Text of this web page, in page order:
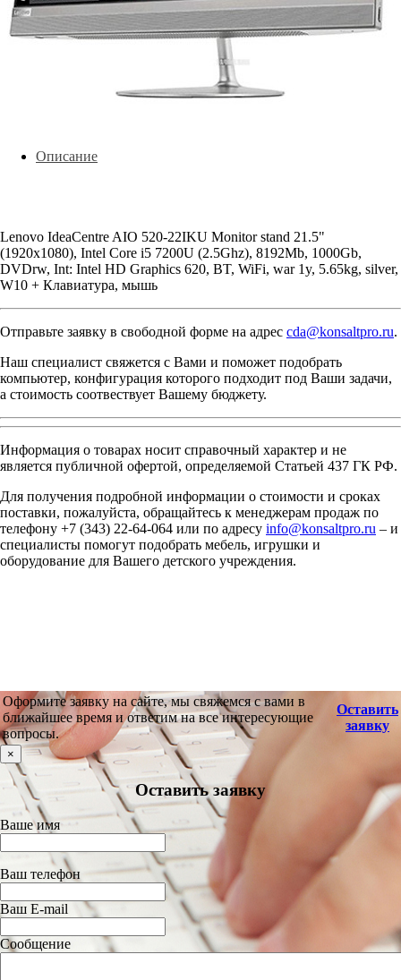
Описание
Lenovo IdeaCentre AIO 520-22IKU Monitor stand 21.5"
(1920x1080), Intel Core i5 7200U (2.5Ghz), 8192Mb, 1000Gb,
DVDrw, Int: Intel HD Graphics 620, BT, WiFi, war 1y, 5.65kg, silver,
W10 + Клавиатура, мышь
Отправьте заявку в свободной форме на адрес cda@konsaltpro.ru.
Наш специалист свяжется с Вами и поможет подобрать
компьютер, конфигурация которого подходит под Ваши задачи,
а стоимость соотвествует Вашему бюджету.
Информация о товарах носит справочный характер и не
является публичной офертой, определяемой Статьей 437 ГК РФ.
Для получения подробной информации о стоимости и сроках
поставки, пожалуйста, обращайтесь к менеджерам продаж по
телефону +7 (343) 22-64-064 или по адресу info@konsaltpro.ru – и
специалисты помогут подобрать мебель, игрушки и
оборудование для Вашего детского учреждения.
Оформите заявку на сайте, мы свяжемся с вами в
ближайшее время и ответим на все интересующие
вопросы.
Оставить
заявку
×
Оставить заявку
Ваше имя
Ваш телефон
Ваш E-mail
Сообщение